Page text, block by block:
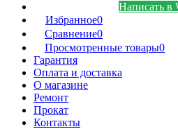
Написать в
Избранное0
Сравнение0
Просмотренные товары0
Гарантия
Оплата и доставка
О магазине
Ремонт
Прокат
Контакты